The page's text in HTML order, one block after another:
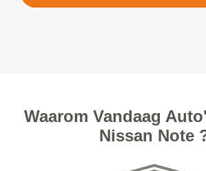
Waarom Vandaag
Nissan Note